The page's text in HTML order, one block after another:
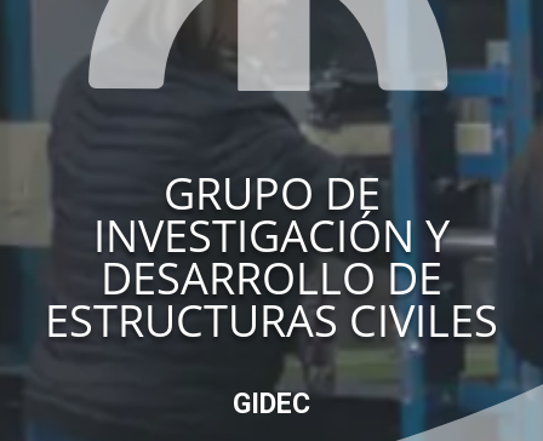
GRUPO DE
INVESTIGACIÓN Y
DESARROLLO DE
ESTRUCTURAS CIVILES
GIDEC